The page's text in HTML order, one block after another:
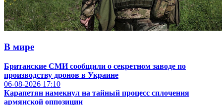
В мире
Британские СМИ сообщили о секретном заводе по
производству дронов в Украине
06-08-2026 17:10
Карапетян намекнул на тайный процесс сплочения
армянской оппозиции